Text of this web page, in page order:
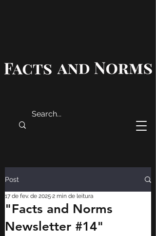
Post
"Facts and Norms
Newsletter #14"
17 de fev. de 2025 2 min de leitura